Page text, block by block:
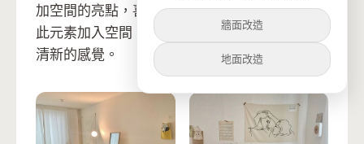
加空間的亮點，喜歡小碎花元素的朋友也可以將
此元素加入空間，例如桌布、窗簾，整體會更加
清新的感覺。
牆面改造
地面改造